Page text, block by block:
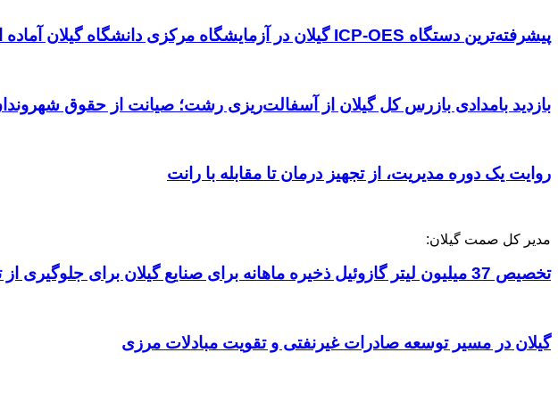
پیشرفته‌ترین دستگاه ICP-OES گیلان در آزمایشگاه مرکزی دانشگاه گیلان آماده ارائه خدمات آزمایشگاهی است
بازدید بامدادی بازرس کل گیلان از آسفالت‌ریزی رشت؛ صیانت از حقوق
روایت یک دوره مدیریت، از تجهیز درمان تا مقابله با رانت
مدیر کل صمت گیلان:
تخصیص 37 میلیون لیتر گازوئیل ذخیره ماهانه برای صنایع گیلان برای جلوگیری از توقف تولید ارائه سوخت ذخیره در حال انجام است
گیلان در مسیر توسعه صادرات غیرنفتی و تقویت مبادلات مرزی